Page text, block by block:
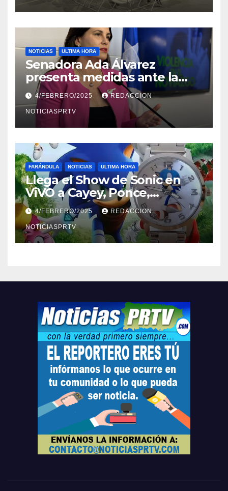
NOTICIAS ULTIMA HORA
Senadora Ada Álvarez
presenta medidas ante la
violencia en el noviazgo
4/FEBRERO/2025 REDACCION
NOTICIASPRTV
FARÁNDULA NOTICIAS ULTIMA HORA
Llega el Show de Sonic en
ViVO a Cayey, Ponce,
Barceloneta y Humacao,
Relojes gratis para el que
compre ahora….
4/FEBRERO/2025 REDACCION
NOTICIASPRTV